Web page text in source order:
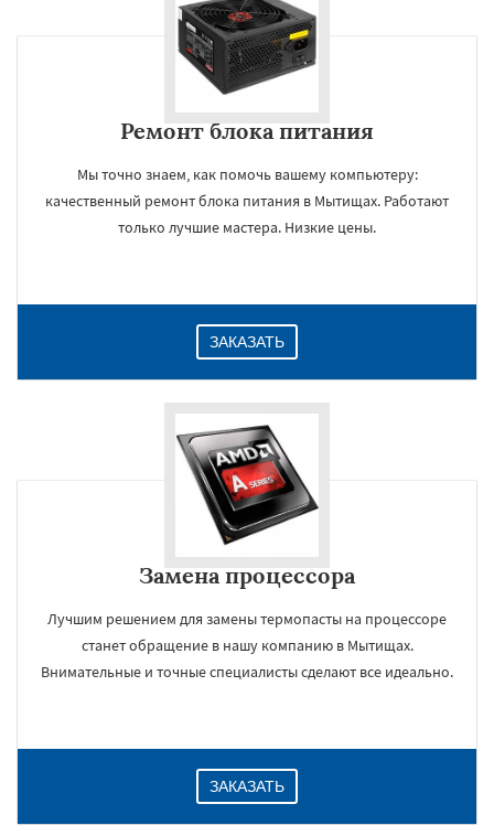
Ремонт блока питания
Мы точно знаем, как помочь вашему компьютеру:
качественный ремонт блока питания в Мытищах. Работают
только лучшие мастера. Низкие цены.
ЗАКАЗАТЬ
Замена процессора
Лучшим решением для замены термопасты на процессоре
станет обращение в нашу компанию в Мытищах.
Внимательные и точные специалисты сделают все идеально.
ЗАКАЗАТЬ